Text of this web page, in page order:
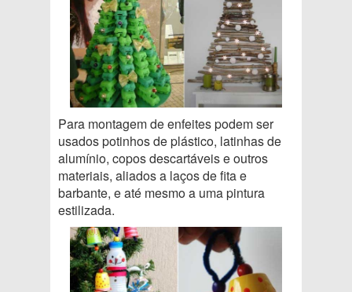
Para montagem de enfeites podem ser
usados potinhos de plástico, latinhas de
alumínio, copos descartáveis e outros
materiais, aliados a laços de fita e
barbante, e até mesmo a uma pintura
estilizada.